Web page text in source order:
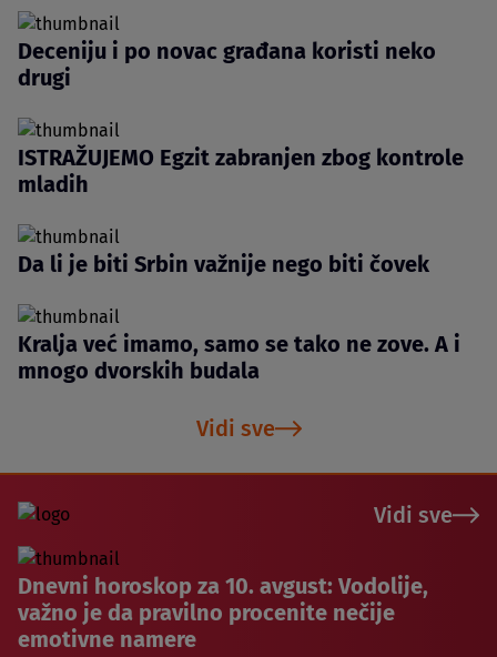
Deceniju i po novac građana koristi neko
drugi
ISTRAŽUJEMO Egzit zabranjen zbog kontrole
mladih
Da li je biti Srbin važnije nego biti čovek
Kralja već imamo, samo se tako ne zove. A i
mnogo dvorskih budala
Vidi sve
Vidi sve
Dnevni horoskop za 10. avgust: Vodolije,
važno je da pravilno procenite nečije
emotivne namere